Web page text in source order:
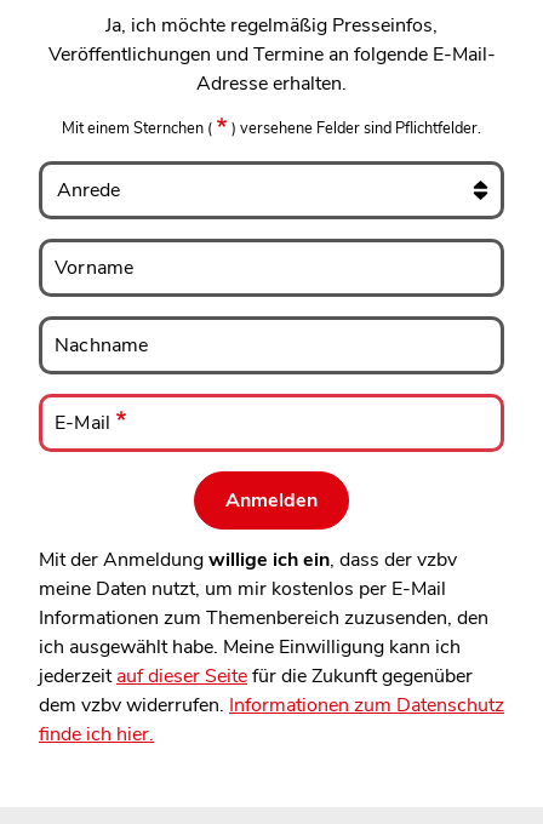
Ja, ich möchte regelmäßig Presseinfos,
Veröffentlichungen und Termine an folgende E-Mail-
Adresse erhalten.
Mit einem Sternchen ( ) versehene Felder sind Pflichtfelder.
Anrede
Vorname
Vorname
Nachname
Nachname
E-
Mail
E-Mail
Mit der Anmeldungwillige ich ein, dass der vzbv
meine Daten nutzt, um mir kostenlos per E-Mail
Informationen zum Themenbereich zuzusenden, den
ich ausgewählt habe. Meine Einwilligung kann ich
jederzeitauf dieser Seitefür die Zukunft gegenüber
dem vzbv widerrufen. Informationen zum Datenschutz
finde ich hier.